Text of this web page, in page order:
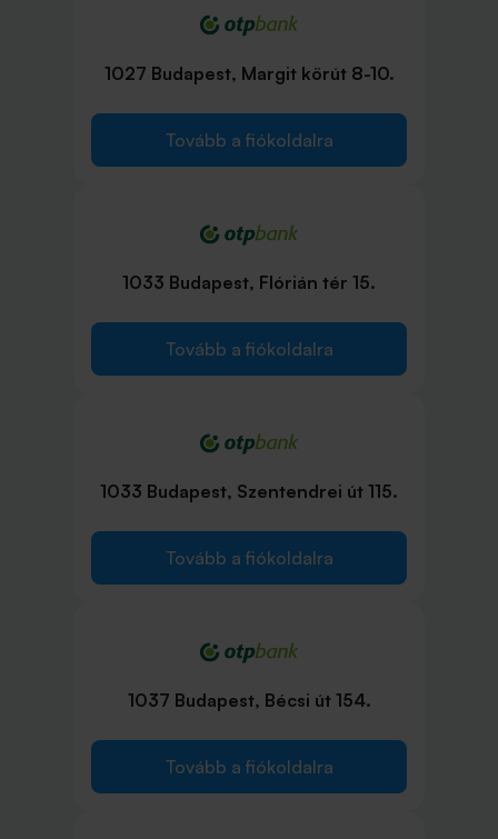
1027 Budapest, Margit körút 8-10.
Tovább a fiókoldalra
1033 Budapest, Flórián tér 15.
Tovább a fiókoldalra
1033 Budapest, Szentendrei út 115.
Tovább a fiókoldalra
1037 Budapest, Bécsi út 154.
Tovább a fiókoldalra